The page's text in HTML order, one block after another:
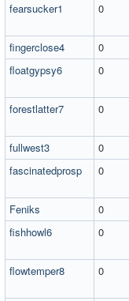
fearsucker1
0
fingerclose4
0
floatgypsy6
0
forestlatter7
0
fullwest3
0
fascinatedprosp
0
Feniks
0
fishhowl6
0
flowtemper8
0